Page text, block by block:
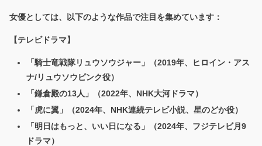
女優としては、以下のような作品で注目を集めています：
【テレビドラマ】
「騎士竜戦隊リュウソウジャー」（2019年、ヒロイン・アス
ナ/リュウソウピンク役）
「鎌倉殿の13人」（2022年、NHK大河ドラマ）
「虎に翼」（2024年、NHK連続テレビ小説、星のどか役）
「明日はもっと、いい日になる」（2024年、フジテレビ月9
ドラマ）